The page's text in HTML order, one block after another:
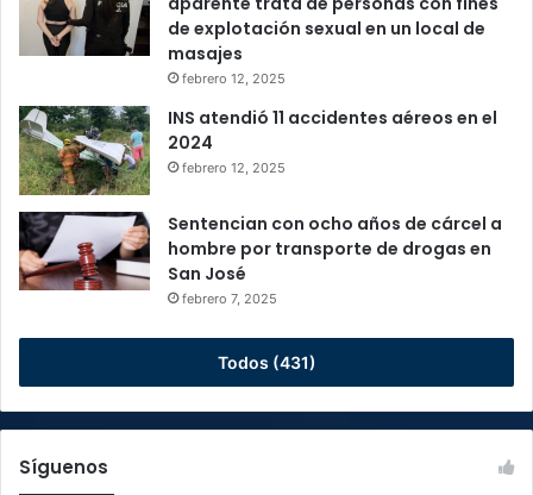
de explotación sexual en un local de
masajes
febrero 12, 2025
INS atendió 11 accidentes aéreos en el
2024
febrero 12, 2025
Sentencian con ocho años de cárcel a
hombre por transporte de drogas en
San José
febrero 7, 2025
Todos (431)
Síguenos